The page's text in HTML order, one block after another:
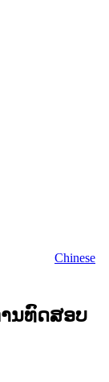
Chinese
ານທົດສອບ